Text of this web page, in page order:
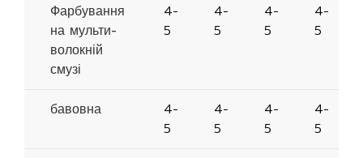
Фарбування
на мульти-
волокній
смузі
4-
5
4-
5
4-
5
4-
5
бавовна
4-
5
4-
5
4-
5
4-
5